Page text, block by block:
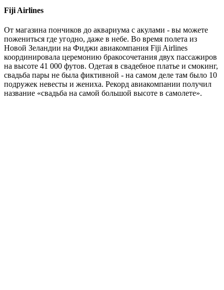
Fiji Airlines
От магазина пончиков до аквариума с акулами - вы можете
пожениться где угодно, даже в небе. Во время полета из
Новой Зеландии на Фиджи авиакомпания Fiji Airlines
координировала церемонию бракосочетания двух пассажиров
на высоте 41 000 футов. Одетая в свадебное платье и смокинг,
свадьба пары не была фиктивной - на самом деле там было 10
подружек невесты и жениха. Рекорд авиакомпании получил
название «свадьба на самой большой высоте в самолете».